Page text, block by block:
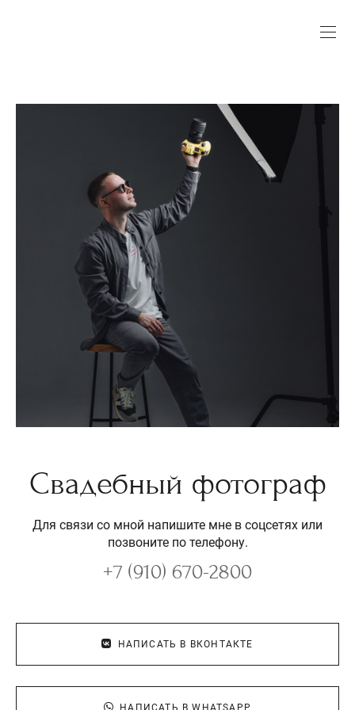
Свадебный фотограф
Для связи со мной напишите мне в соцсетях или
позвоните по телефону.
+7 (910) 670-2800
НАПИСАТЬ В ВКОНТАКТЕ
НАПИСАТЬ В WHATSAPP